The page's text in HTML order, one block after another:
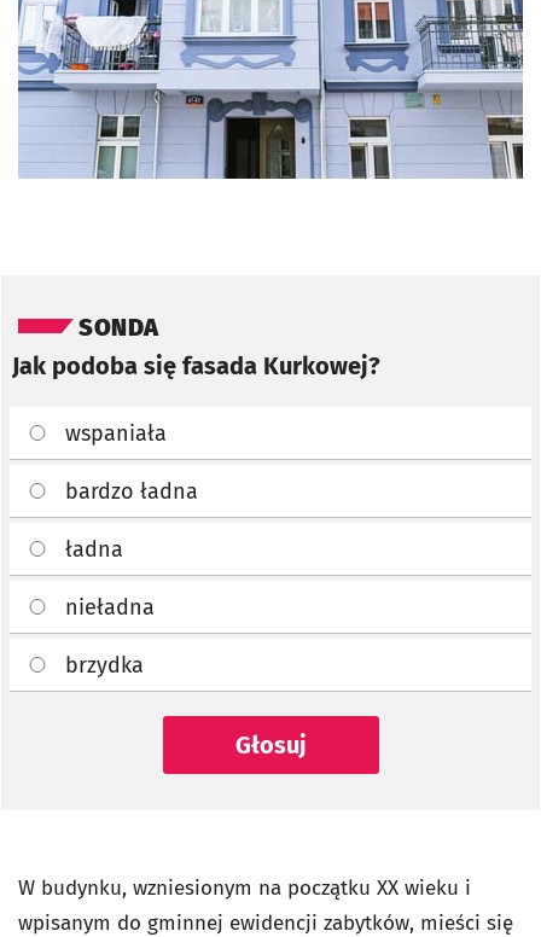
SONDA
Jak podoba się fasada Kurkowej?
wspaniała
bardzo ładna
ładna
nieładna
brzydka
Głosuj
W budynku, wzniesionym na początku XX wieku i
wpisanym do gminnej ewidencji zabytków, mieści się